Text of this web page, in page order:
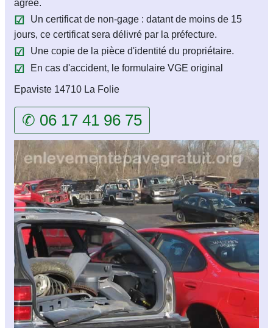
agréé.
Un certificat de non-gage : datant de moins de 15
jours, ce certificat sera délivré par la préfecture.
Une copie de la pièce d'identité du propriétaire.
En cas d'accident, le formulaire VGE original
Epaviste 14710 La Folie
✆ 06 17 41 96 75